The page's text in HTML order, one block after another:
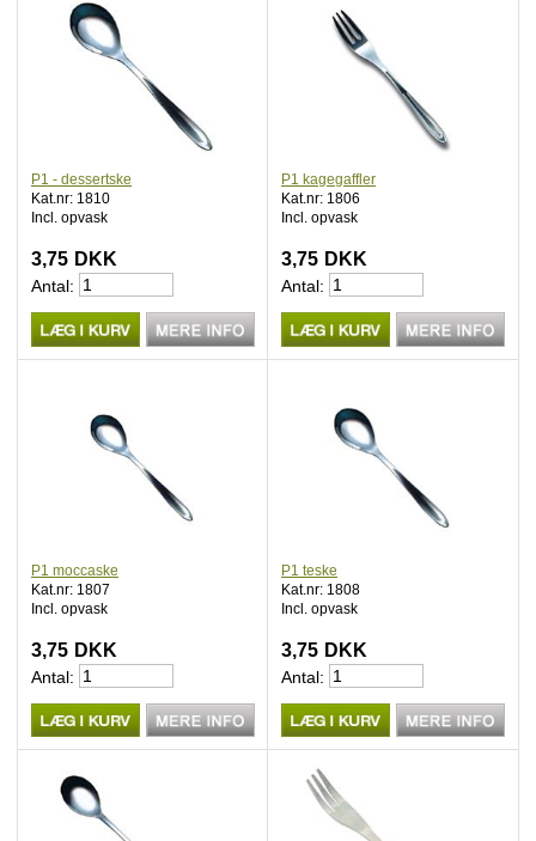
P1 - dessertske
Kat.nr: 1810
Incl. opvask
3,75 DKK
Antal:
P1 kagegaffler
Kat.nr: 1806
Incl. opvask
3,75 DKK
Antal:
P1 moccaske
Kat.nr: 1807
Incl. opvask
3,75 DKK
Antal:
P1 teske
Kat.nr: 1808
Incl. opvask
3,75 DKK
Antal: